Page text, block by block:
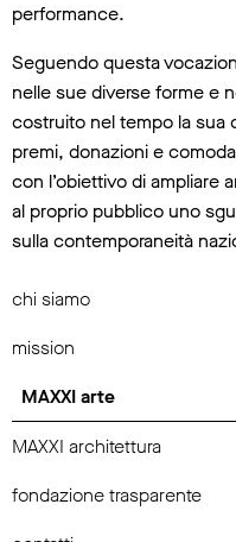
performance.
Seguendo questa
nelle sue diverse forme e
costruito nel tempo la sua
premi, donazioni e
con l’obiettivo di ampliare
al proprio pubblico uno
sulla contemporaneità
chi siamo
mission
MAXXI arte
MAXXI architettura
fondazione trasparente